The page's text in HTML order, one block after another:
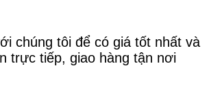
chúng tôi để có giá tốt nhất và
trực tiếp, giao hàng tận nơi